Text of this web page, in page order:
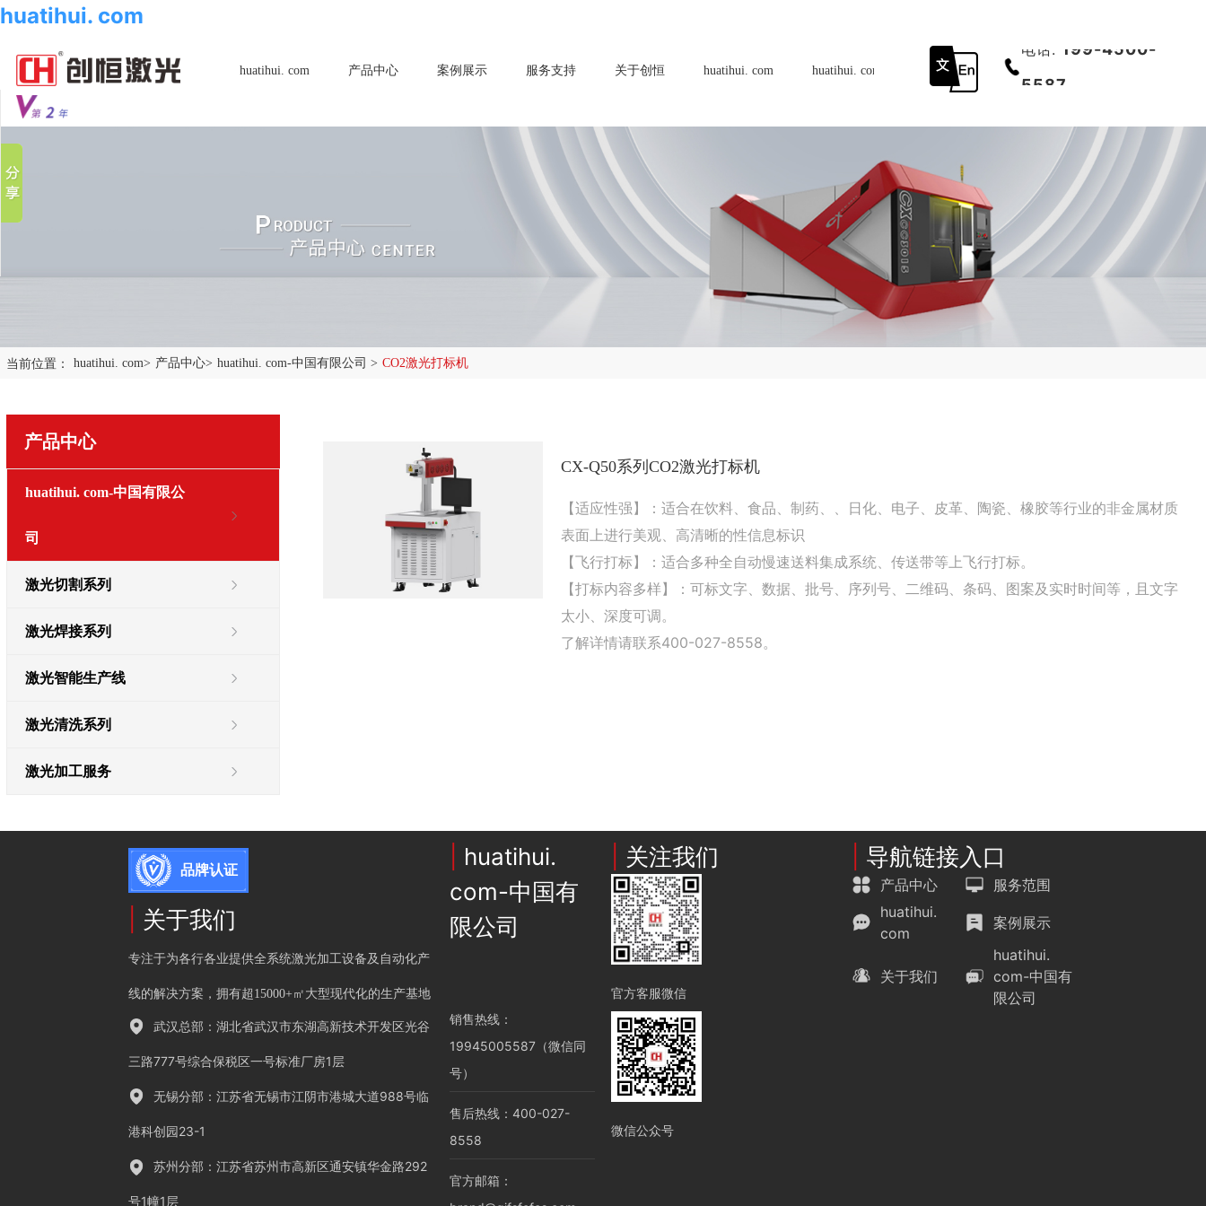
huatihui. com
huatihui. com 产品中心 案例展示 服务支持 关于创恒 huatihui. com huatihui. com-中国有限公司 底部导航
电话: 199-4500-
5587
当前位置： huatihui. com> 产品中心> huatihui. com-中国有限公司> CO2激光打标机
产品中心
huatihui. com-中国有限公
司
激光切割系列
激光焊接系列
激光智能生产线
激光清洗系列
激光加工服务
CX-Q50系列CO2激光打标机
【适应性强】：适合在饮料、食品、制药、、日化、电子、皮革、陶瓷、橡胶等行业的非金属材质
表面上进行美观、高清晰的性信息标识
【飞行打标】：适合多种全自动慢速送料集成系统、传送带等上飞行打标。
【打标内容多样】：可标文字、数据、批号、序列号、二维码、条码、图案及实时时间等，且文字
太小、深度可调。
了解详情请联系400-027-8558。
品牌认证
关于我们
专注于为各行各业提供全系统激光加工设备及自动化产
线的解决方案，拥有超15000+㎡大型现代化的生产基地
武汉总部：湖北省武汉市东湖高新技术开发区光谷
三路777号综合保税区一号标准厂房1层
无锡分部：江苏省无锡市江阴市港城大道988号临
港科创园23-1
苏州分部：江苏省苏州市高新区通安镇华金路292
号1幢1层
huatihui.
com-中国有
限公司
销售热线：
19945005587（微信同
号）
售后热线：400-027-
8558
官方邮箱：
关注我们
官方客服微信
微信公众号
导航链接入口
产品中心
服务范围
huatihui.
com
案例展示
关于我们
huatihui.
com-中国有
限公司
分享到